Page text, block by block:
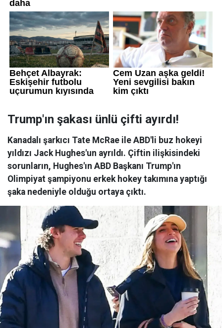
Trump'ın şakası ünlü çifti ayırdı!
Kanadalı şarkıcı Tate McRae ile ABD'li buz hokeyi
yıldızı Jack Hughes'un ayrıldı. Çiftin ilişkisindeki
sorunların, Hughes'ın ABD Başkanı Trump'ın
Olimpiyat şampiyonu erkek hokey takımına yaptığı
şaka nedeniyle olduğu ortaya çıktı.